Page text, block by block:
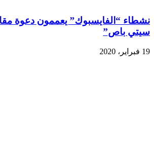
نشطاء “الفايسبوك” يعممون دعوة
سيتي باص”
19 فبراير، 2020